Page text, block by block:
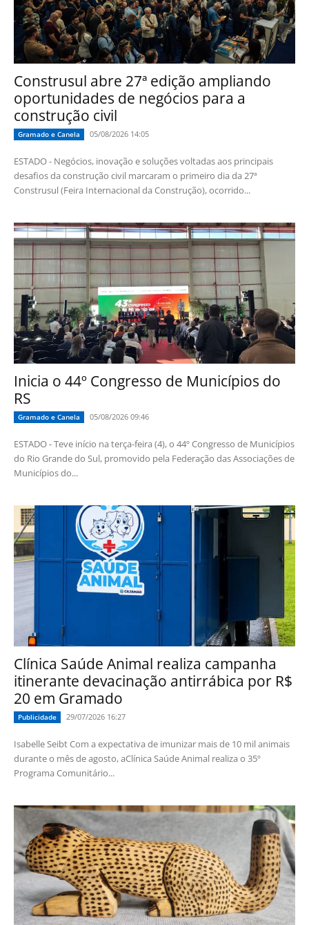
Construsul abre 27ª edição ampliando
oportunidades de negócios para a
construção civil
Gramado e Canela 05/08/2026 14:05
ESTADO - Negócios, inovação e soluções voltadas aos principais
desafios da construção civil marcaram o primeiro dia da 27ª
Construsul (Feira Internacional da Construção), ocorrido...
Inicia o 44º Congresso de Municípios do
RS
Gramado e Canela 05/08/2026 09:46
ESTADO - Teve início na terça-feira (4), o 44º Congresso de Municípios
do Rio Grande do Sul, promovido pela Federação das Associações de
Municípios do...
Clínica Saúde Animal realiza campanha
itinerante devacinação antirrábica por R$
20 em Gramado
Publicidade 29/07/2026 16:27
Isabelle Seibt Com a expectativa de imunizar mais de 10 mil animais
durante o mês de agosto, aClínica Saúde Animal realiza o 35º
Programa Comunitário...